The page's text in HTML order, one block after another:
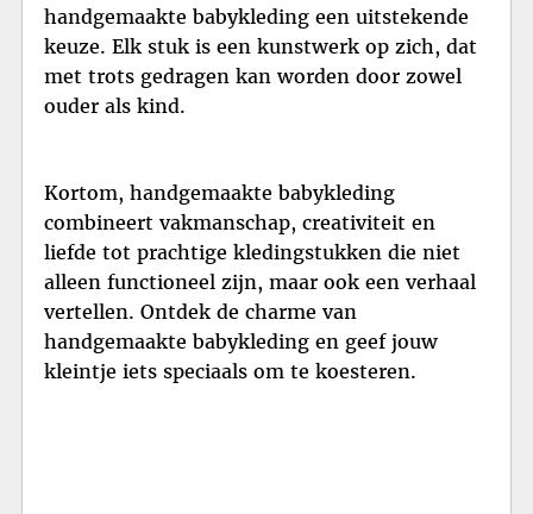
handgemaakte babykleding een uitstekende
keuze. Elk stuk is een kunstwerk op zich, dat
met trots gedragen kan worden door zowel
ouder als kind.
Kortom, handgemaakte babykleding
combineert vakmanschap, creativiteit en
liefde tot prachtige kledingstukken die niet
alleen functioneel zijn, maar ook een verhaal
vertellen. Ontdek de charme van
handgemaakte babykleding en geef jouw
kleintje iets speciaals om te koesteren.